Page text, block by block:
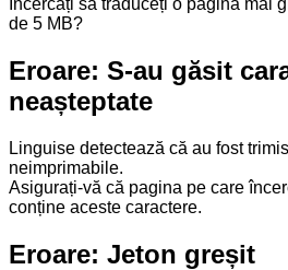
Încercați să traduceți o pagină mai
de 5 MB?
Eroare: S-au găsit
neașteptate
Linguise detectează că au fost
neimprimabile.
Asigurați-vă că pagina pe care
conține aceste caractere.
Eroare: Jeton greșit